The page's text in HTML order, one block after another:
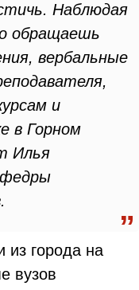
Наблюдая
обращаешь
вербальные
и
в Горном
Илья
из города на
вузов